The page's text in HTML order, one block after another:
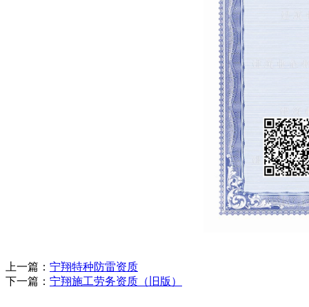
上一篇： 宁翔特种防雷资质
下一篇： 宁翔施工劳务资质（旧版）